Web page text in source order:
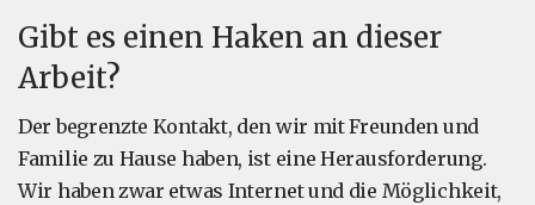
Gibt es einen Haken an dieser
Arbeit?
Der begrenzte Kontakt, den wir mit Freunden und
Familie zu Hause haben, ist eine Herausforderung.
Wir haben zwar etwas Internet und die Möglichkeit,